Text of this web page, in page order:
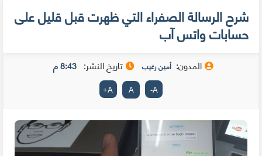
شرح الرسالة الصفراء التي ظهرت قبل قليل على
حسابات واتس آب
المدون: أمين رغيب تاريخ النشر: 8:43 م
A
-
A
A
+